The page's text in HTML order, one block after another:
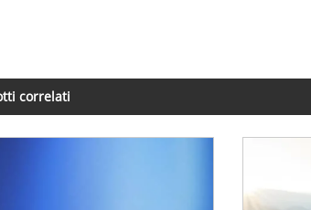
correlati